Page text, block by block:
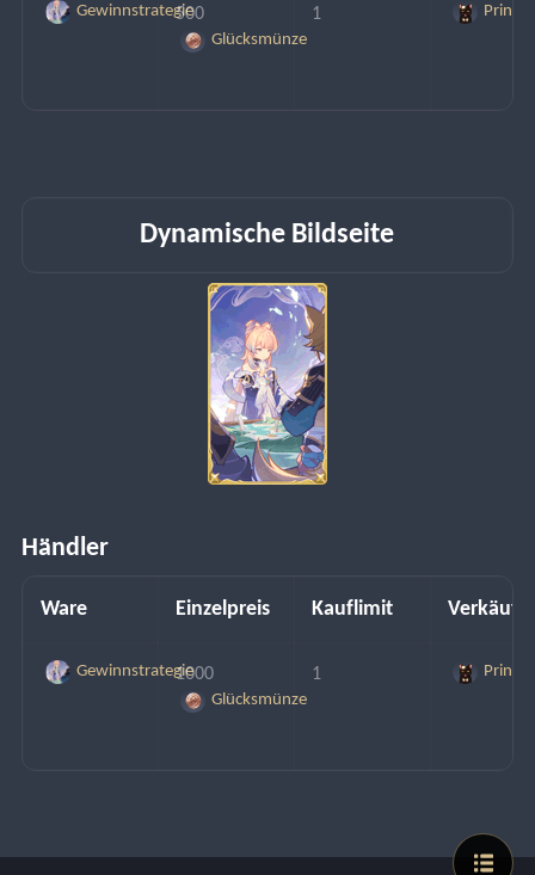
Gewinnstrategie
500
Glücksmünze
1 Prinz
Dynamische Bildseite
Händler
Ware Einzelpreis Kauflimit
Gewinnstrategie1000
Glücksmünze
1 Prinz